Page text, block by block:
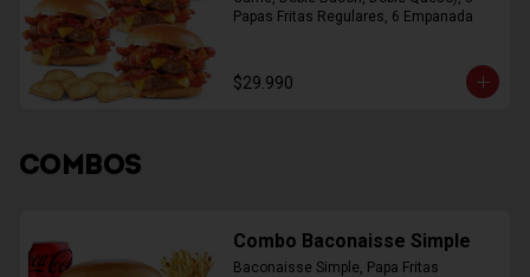
Papas Fritas Regulares, 6 Empanada
$29.990
COMBOS
Combo Baconaisse Simple
Baconaisse Simple, Papa Fritas